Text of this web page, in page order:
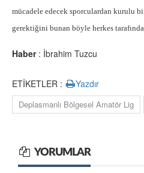
mücadele edecek sporculardan kurulu
gerektiğini bunan böyle herkes
Haber: İbrahim Tuzcu
ETİKETLER : Yazdır
Deplasmanlı Bölgesel Amatör Lig
YORUMLAR